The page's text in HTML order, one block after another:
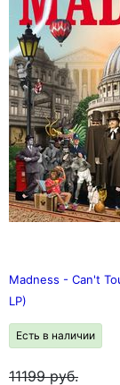
Madness - Can't
LP)
Есть в наличии
11199руб.